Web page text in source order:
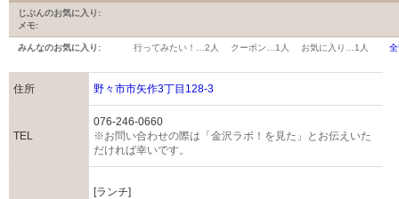
じぶんのお気に入り:
メモ:
みんなのお気に入り: 行ってみたい！… 2人 クーポン… 1人 お気に入り… 1人
住所 野々市市矢作3丁目128-3
TEL
076-246-0660
※お問い合わせの際は「金沢ラボ！を見た」とお伝えいた
だければ幸いです。
[ランチ]